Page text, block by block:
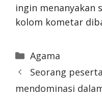
ingin menanyakan
kolom kometar
Categories
Agama
Seorang
mendominasi